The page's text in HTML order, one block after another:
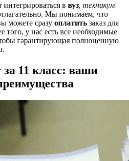
в вуз, техникум
Мы понимаем, что
можете сразу оплатить заказ для
того, у нас есть все необходимые
гарантирующая полноценную
.
за 11 класс: ваши